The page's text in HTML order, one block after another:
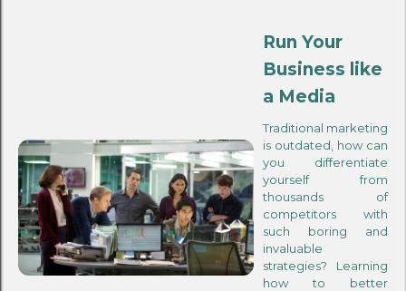
Run Your
Business like
a Media
Traditional marketing
is outdated, how can
you differentiate
yourself from
thousands of
competitors with
such boring and
invaluable
strategies? Learning
how to better